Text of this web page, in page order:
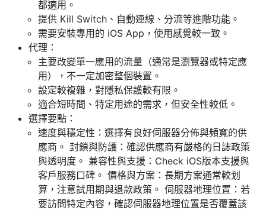
都適用。
提供 Kill Switch、自動連線、分流等進階功能。
需要安裝專用的 iOS App，使用感覺較一致。
代理：
主要改變單一應用的流量（通常是瀏覽器或特定應
用），不一定加密整個裝置。
設定較複雜，對隱私保護較有限。
適合短時間、特定用途的需求，但安全性較低。
選擇要點：
速度與穩定性：選擇有良好伺服器分佈與頻寬的供
應商。 封鎖與防護：確認供應商有嚴格的日誌政策
與透明度。 兼容性與支援：Check iOS版本支援與
客戶服務口碑。 價格與方案：長期方案通常較划
算，注意試用期與退款政策。 伺服器地理位置：若
要訪問特定內容，確認伺服器地理位置是否覆蓋該